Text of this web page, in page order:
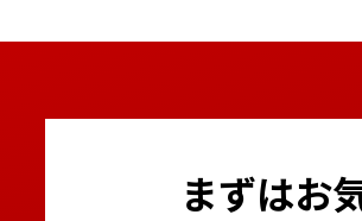
まずはお